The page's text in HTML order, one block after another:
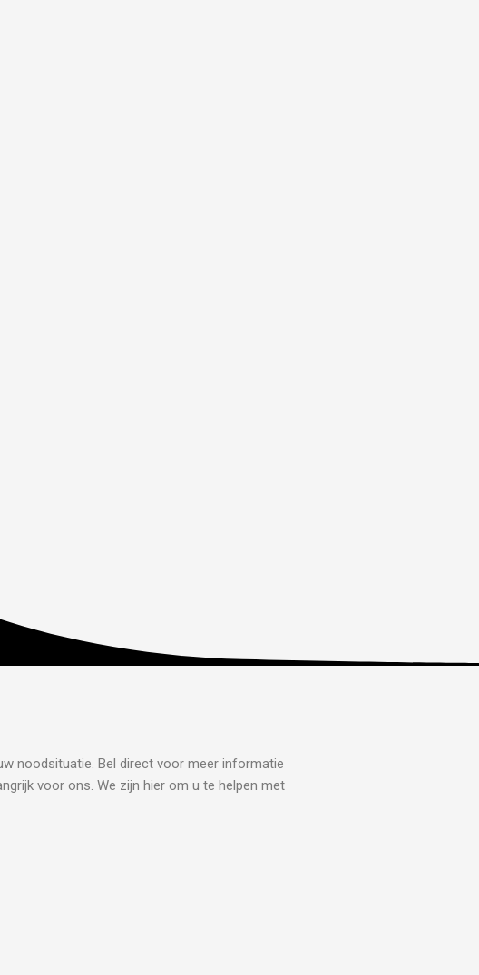
noodsituatie. Bel direct voor meer informatie
voor ons. We zijn hier om u te helpen met